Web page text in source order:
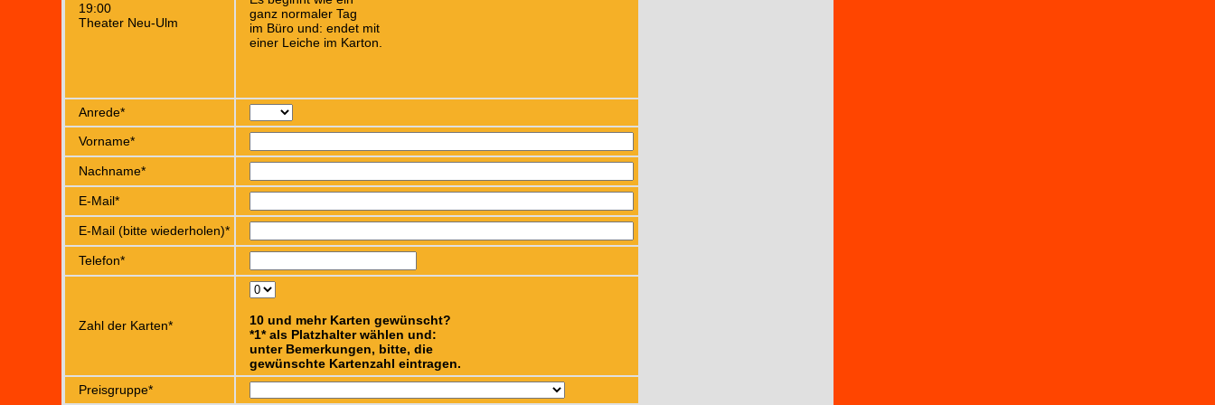
19:00
Theater Neu-Ulm
ganz normaler Tag
im Büro und: endet mit
einer Leiche im Karton.
Anrede*
Vorname*
Nachname*
E-Mail*
E-Mail (bitte wiederholen)*
Telefon*
Zahl der Karten*
10 und mehr Karten gewünscht?
*1* als Platzhalter wählen und:
unter Bemerkungen, bitte, die
gewünschte Kartenzahl eintragen.
Preisgruppe*